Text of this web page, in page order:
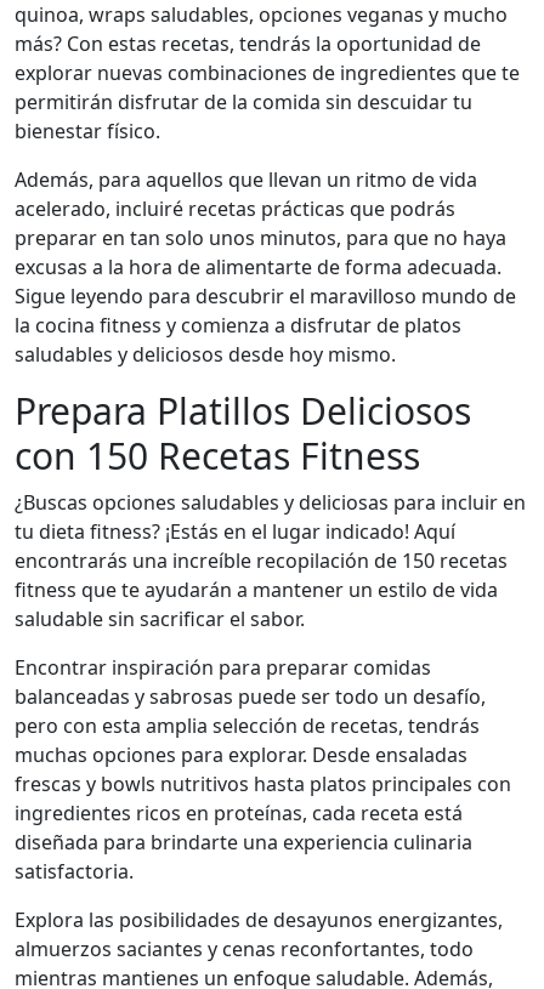
quinoa, wraps saludables, opciones veganas y mucho
más? Con estas recetas, tendrás la oportunidad de
explorar nuevas combinaciones de ingredientes que te
permitirán disfrutar de la comida sin descuidar tu
bienestar físico.
Además, para aquellos que llevan un ritmo de vida
acelerado, incluiré recetas prácticas que podrás
preparar en tan solo unos minutos, para que no haya
excusas a la hora de alimentarte de forma adecuada.
Sigue leyendo para descubrir el maravilloso mundo de
la cocina fitness y comienza a disfrutar de platos
saludables y deliciosos desde hoy mismo.
Prepara Platillos Deliciosos
con 150 Recetas Fitness
¿Buscas opciones saludables y deliciosas para incluir en
tu dieta fitness? ¡Estás en el lugar indicado! Aquí
encontrarás una increíble recopilación de 150 recetas
fitness que te ayudarán a mantener un estilo de vida
saludable sin sacrificar el sabor.
Encontrar inspiración para preparar comidas
balanceadas y sabrosas puede ser todo un desafío,
pero con esta amplia selección de recetas, tendrás
muchas opciones para explorar. Desde ensaladas
frescas y bowls nutritivos hasta platos principales con
ingredientes ricos en proteínas, cada receta está
diseñada para brindarte una experiencia culinaria
satisfactoria.
Explora las posibilidades de desayunos energizantes,
almuerzos saciantes y cenas reconfortantes, todo
mientras mantienes un enfoque saludable. Además,